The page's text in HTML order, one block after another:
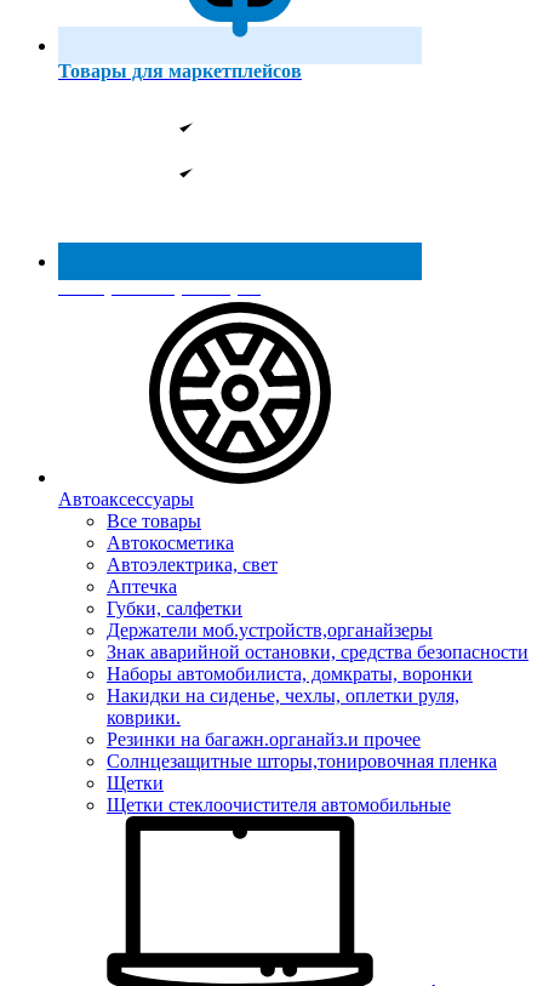
Товары для маркетплейсов
Реестр МинПромТорга
Автоаксессуары
Все товары
Автокосметика
Автоэлектрика, свет
Аптечка
Губки, салфетки
Держатели моб.устройств,органайзеры
Знак аварийной остановки, средства безопасности
Наборы автомобилиста, домкраты, воронки
Накидки на сиденье, чехлы, оплетки руля,
коврики.
Резинки на багажн.органайз.и прочее
Солнцезащитные шторы,тонировочная пленка
Щетки
Щетки стеклоочистителя автомобильные